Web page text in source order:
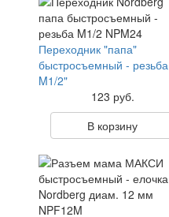
Переходник "папа"
быстросъемный - резьба
M1/2"
123 руб.
В корзину